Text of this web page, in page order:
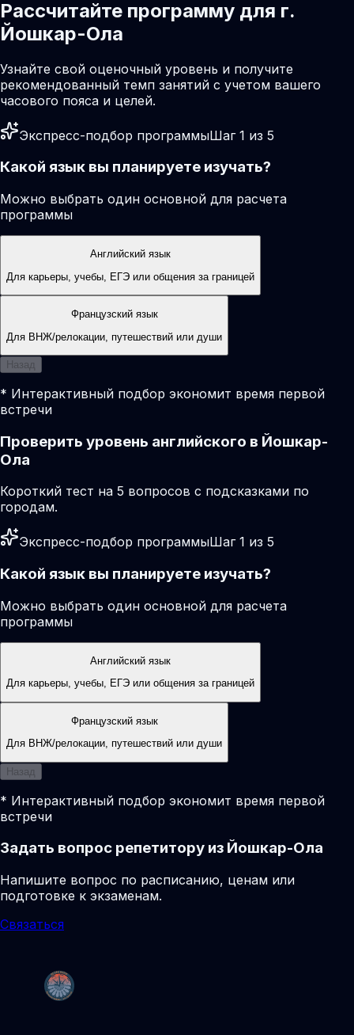
Рассчитайте программу для г.
Йошкар-Ола
Узнайте свой оценочный уровень и получите
рекомендованный темп занятий с учетом вашего
часового пояса и целей.
Экспресс-подбор программыШаг 1 из 5
Какой язык вы планируете изучать?
Можно выбрать один основной для расчета
программы
Английский язык
Для карьеры, учебы, ЕГЭ или общения за границей
Французский язык
Для ВНЖ/релокации, путешествий или души
Назад
* Интерактивный подбор экономит время первой
встречи
Проверить уровень английского в Йошкар-
Ола
Короткий тест на 5 вопросов с подсказками по
городам.
Экспресс-подбор программыШаг 1 из 5
Какой язык вы планируете изучать?
Можно выбрать один основной для расчета
программы
Английский язык
Для карьеры, учебы, ЕГЭ или общения за границей
Французский язык
Для ВНЖ/релокации, путешествий или души
Назад
* Интерактивный подбор экономит время первой
встречи
Задать вопрос репетитору из Йошкар-Ола
Напишите вопрос по расписанию, ценам или
подготовке к экзаменам.
Связаться